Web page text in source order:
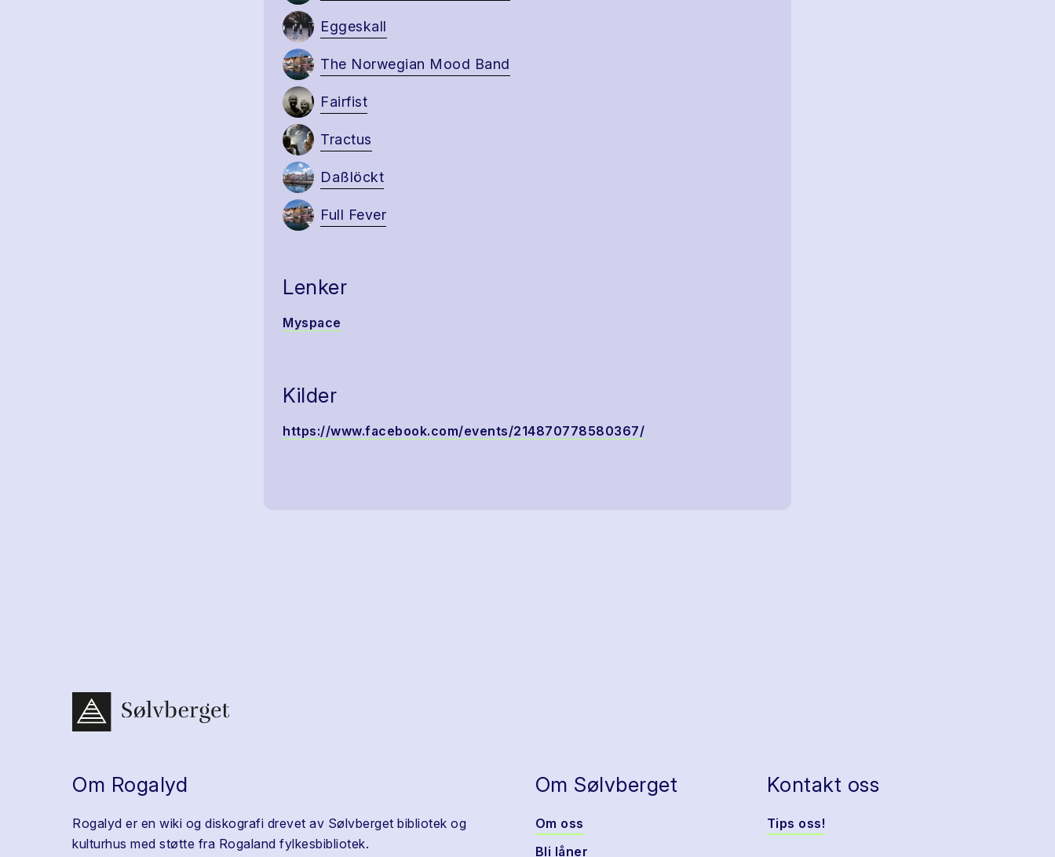
Eggeskall
The Norwegian Mood Band
Fairfist
Tractus
Daßlöckt
Full Fever
Lenker
Myspace
Kilder
https://www.facebook.com/events/214870778580367/
Om Rogalyd
Rogalyd er en wiki og diskografi drevet av Sølvberget bibliotek og
kulturhus med støtte fra Rogaland fylkesbibliotek.
Om Sølvberget
Om oss
Bli låner
Kontakt oss
Tips oss!